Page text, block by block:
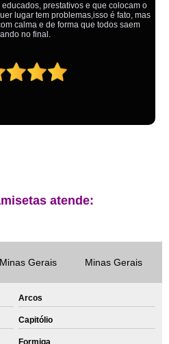
prestativos e que colocam o
lugar tem problemas,isso é fato, mas
calma e de forma que todos saem
no final.
atende:
Gerais Minas Gerais
Arcos
Capitólio
Formiga